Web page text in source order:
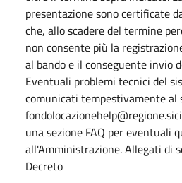
presentazione sono certificate
che, allo scadere del termine
non consente più la
al bando e il conseguente invio
Eventuali problemi tecnici del
comunicati tempestivamente al
una sezione FAQ per eventuali
all'Amministrazione. Allegati di
Decreto